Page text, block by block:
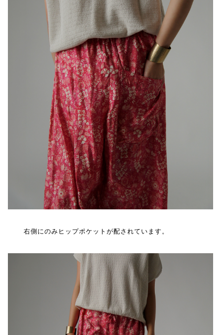
右側にのみヒップポケットが配されています。